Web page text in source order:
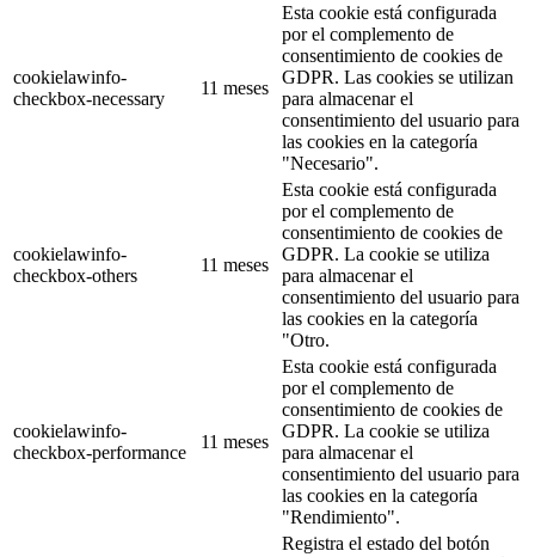
cookielawinfo-
checkbox-necessary
11 meses
Esta cookie está configurada
por el complemento de
consentimiento de cookies de
GDPR. Las cookies se utilizan
para almacenar el
consentimiento del usuario para
las cookies en la categoría
"Necesario".
cookielawinfo-
checkbox-others
11 meses
Esta cookie está configurada
por el complemento de
consentimiento de cookies de
GDPR. La cookie se utiliza
para almacenar el
consentimiento del usuario para
las cookies en la categoría
"Otro.
cookielawinfo-
checkbox-performance
11 meses
Esta cookie está configurada
por el complemento de
consentimiento de cookies de
GDPR. La cookie se utiliza
para almacenar el
consentimiento del usuario para
las cookies en la categoría
"Rendimiento".
Registra el estado del botón